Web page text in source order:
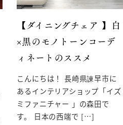
【ダイニングチェア 】白
×黒のモノトーンコーデ
ィネートのススメ
こんにちは！ 長崎県諫早市に
あるインテリアショップ「イズ
ミファニチャー 」の森田で
す。 日本の西端で […]